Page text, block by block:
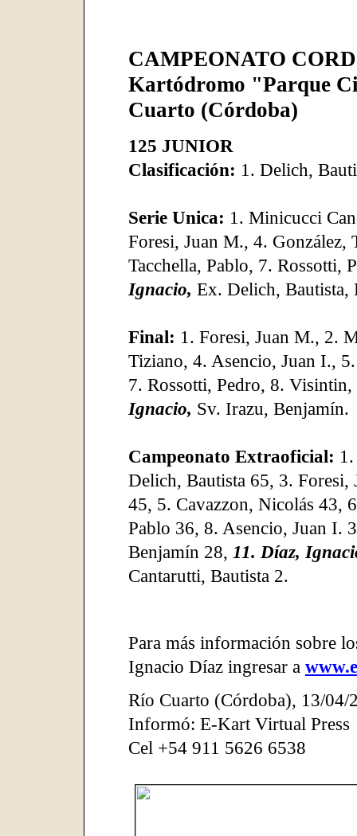
CAMPEONATO
Kartódromo "Parque
Cuarto (Córdoba)
125 JUNIOR
Clasificación: 1. Delich,
Serie Unica: 1. Minicucci
Foresi, Juan M., 4.
Tacchella, Pablo, 7. Rossotti,
Ignacio, Ex. Delich, Bautista,
Final: 1. Foresi, Juan M., 2.
Tiziano, 4. Asencio, Juan I.,
7. Rossotti, Pedro, 8.
Ignacio, Sv. Irazu, Benjamín.
Campeonato Extraoficial:
Delich, Bautista 65, 3.
45, 5. Cavazzon, Nicolás 43,
Pablo 36, 8. Asencio, Juan I.
Benjamín 28, 11. Díaz,
Cantarutti, Bautista 2.
Para más información sobre
Ignacio Díaz ingresar a
Río Cuarto (Córdoba), 13/04/
Informó: E-Kart Virtual Press
Cel +54 911 5626 6538